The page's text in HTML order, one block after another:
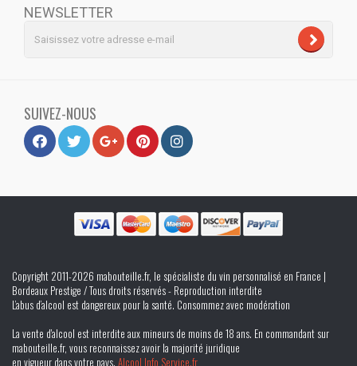
NEWSLETTER
SUIVEZ-NOUS
Copyright 2011-2026 mabouteille.fr, le spécialiste du vin personnalisé en France |
Bordeaux Prestige / Tous droits réservés - Reproduction interdite
L’abus d’alcool est dangereux pour la santé. Consommez avec modération
La vente d'alcool est interdite aux mineurs de moins de 18 ans. En commandant sur
mabouteille.fr, vous reconnaissez avoir la majorité juridique
en vigueur dans votre pays. Alcool Info Service.fr